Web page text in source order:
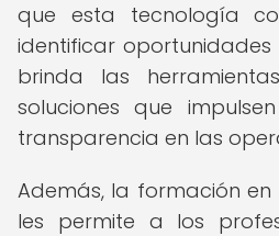
que esta tecnología
identificar
brinda las
soluciones que
transparencia en las
Además, la formación
les permite a los